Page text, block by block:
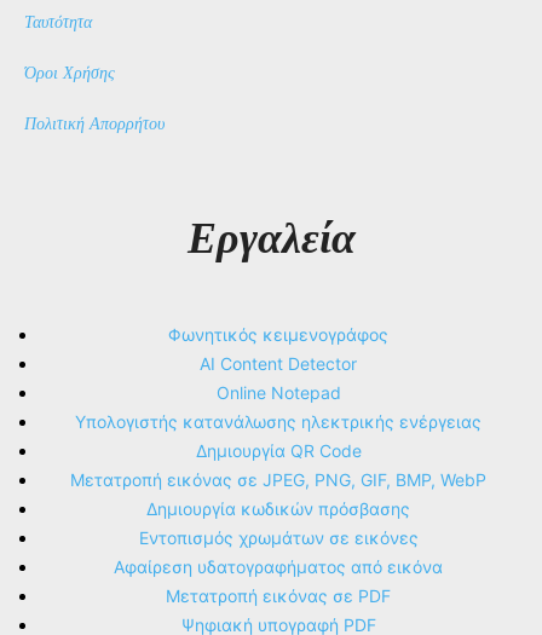
Ταυτότητα
Όροι Χρήσης
Πολιτική Απορρήτου
Εργαλεία
Φωνητικός κειμενογράφος
AI Content Detector
Online Notepad
Υπολογιστής κατανάλωσης ηλεκτρικής ενέργειας
Δημιουργία QR Code
Μετατροπή εικόνας σε JPEG, PNG, GIF, BMP, WebP
Δημιουργία κωδικών πρόσβασης
Εντοπισμός χρωμάτων σε εικόνες
Αφαίρεση υδατογραφήματος από εικόνα
Μετατροπή εικόνας σε PDF
Ψηφιακή υπογραφή PDF